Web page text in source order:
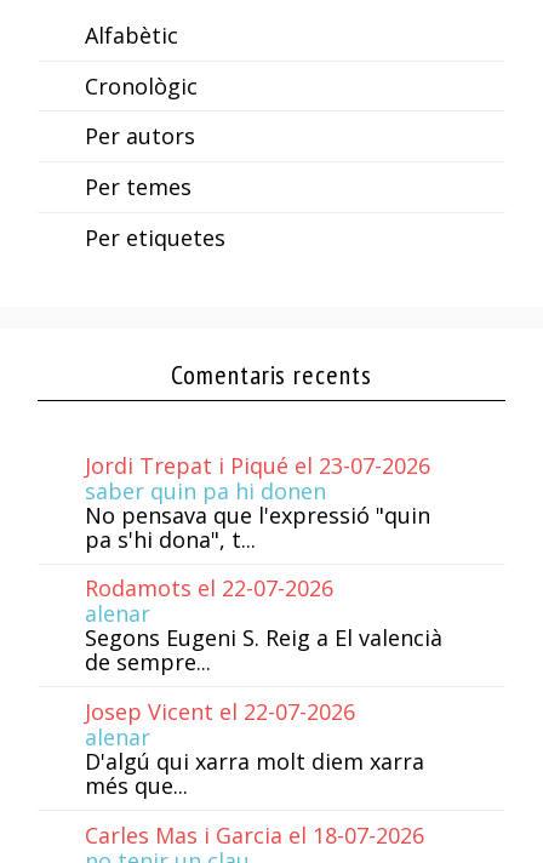
Alfabètic
Cronològic
Per autors
Per temes
Per etiquetes
Comentaris recents
Jordi Trepat i Piqué el 23-07-2026
saber quin pa hi donen
No pensava que l'expressió "quin
pa s'hi dona", t...
Rodamots el 22-07-2026
alenar
Segons Eugeni S. Reig a El valencià
de sempre...
Josep Vicent el 22-07-2026
alenar
D'algú qui xarra molt diem xarra
més que...
Carles Mas i Garcia el 18-07-2026